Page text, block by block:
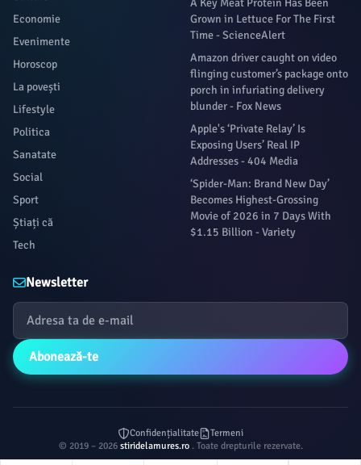
Economie
Evenimente
Horoscop
La povești
Lifestyle
Politica
Sanatate
Social
Sport
Știați că
Tech
A Key Meat Protein Has Been
Grown in Lettuce For The First
Time - ScienceAlert
Amazon driver caught on video
flinging customer’s package onto
porch in infuriating delivery
blunder - Fox News
Apple's ‘Private Relay’ Is
Exposing Users’ Real IP
Addresses - 404 Media
‘Spider-Man: Brand New Day’
Becomes Highest-Grossing
Movie of 2026 in 7 Days With
$1.15 Billion - Variety
Newsletter
Abonează-te
Confidențialitate
Termeni
© 2019 – 2026 stiridelamures.ro . Toate drepturile rezervate.